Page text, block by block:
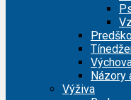
Názory
Výživa